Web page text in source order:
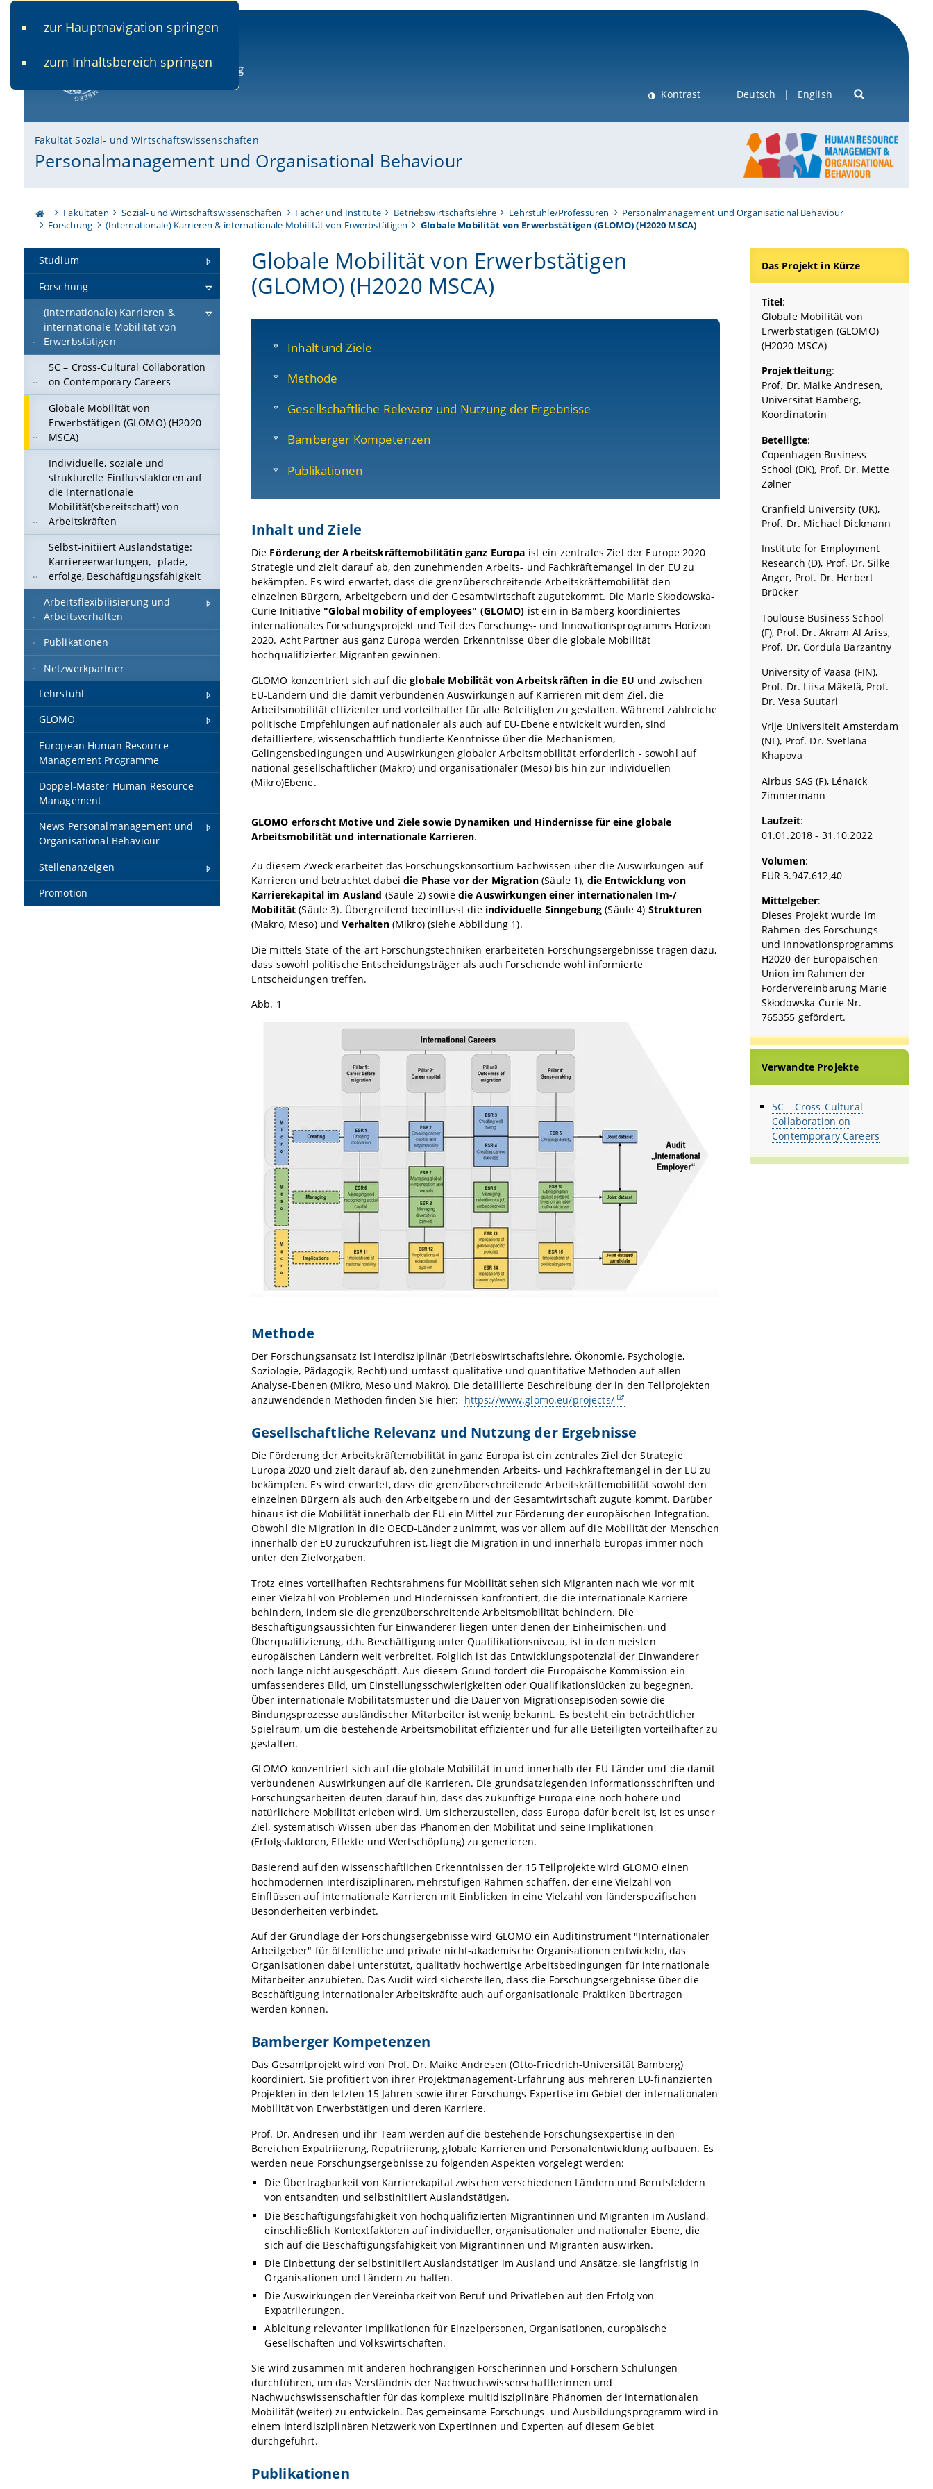
zur Hauptnavigation springen
zum Inhaltsbereich springen
Kontrast Deutsch English
Fakultät Sozial- und Wirtschaftswissenschaften
Personalmanagement und Organisational Behaviour
Fakultäten Sozial- und Wirtschaftswissenschaften Fächer und Institute Betriebswirtschaftslehre Lehrstühle/Professuren
Personalmanagement und Organisational Behaviour
Forschung
(Internationale) Karrieren & internationale Mobilität von Erwerbstätigen Globale Mobilität von Erwerbstätigen (GLOMO) (H2020 MSCA)
Studium
Forschung
(Internationale) Karrieren &
internationale Mobilität von
Erwerbstätigen
5C – Cross-Cultural Collaboration
on Contemporary Careers
Globale Mobilität von
Erwerbstätigen (GLOMO) (H2020
MSCA)
Individuelle, soziale und
strukturelle Einflussfaktoren auf
die internationale
Mobilität(sbereitschaft) von
Arbeitskräften
Selbst-initiiert Auslandstätige:
Karriereerwartungen, -pfade, -
erfolge, Beschäftigungsfähigkeit
Arbeitsflexibilisierung und
Arbeitsverhalten
Publikationen
Netzwerkpartner
Lehrstuhl
GLOMO
European Human Resource
Management Programme
Doppel-Master Human Resource
Management
News Personalmanagement und
Organisational Behaviour
Stellenanzeigen
Promotion
Globale Mobilität von Erwerbstätigen
(GLOMO) (H2020 MSCA)
Inhalt und Ziele
Methode
Gesellschaftliche Relevanz und Nutzung der Ergebnisse
Bamberger Kompetenzen
Publikationen
Inhalt und Ziele
Die Förderung der Arbeitskräftemobilitätin ganz Europa ist ein zentrales Ziel der Europe 2020
Strategie und zielt darauf ab, den zunehmenden Arbeits- und Fachkräftemangel in der EU zu
bekämpfen. Es wird erwartet, dass die grenzüberschreitende Arbeitskräftemobilität den
einzelnen Bürgern, Arbeitgebern und der Gesamtwirtschaft zugutekommt. Die Marie Skłodowska-
Curie Initiative "Global mobility of employees" (GLOMO) ist ein in Bamberg koordiniertes
internationales Forschungsprojekt und Teil des Forschungs- und Innovationsprogramms Horizon
2020. Acht Partner aus ganz Europa werden Erkenntnisse über die globale Mobilität
hochqualifizierter Migranten gewinnen.
GLOMO konzentriert sich auf die globale Mobilität von Arbeitskräften in die EU und zwischen
EU-Ländern und die damit verbundenen Auswirkungen auf Karrieren mit dem Ziel, die
Arbeitsmobilität effizienter und vorteilhafter für alle Beteiligten zu gestalten. Während zahlreiche
politische Empfehlungen auf nationaler als auch auf EU-Ebene entwickelt wurden, sind
detailliertere, wissenschaftlich fundierte Kenntnisse über die Mechanismen,
Gelingensbedingungen und Auswirkungen globaler Arbeitsmobilität erforderlich - sowohl auf
national gesellschaftlicher (Makro) und organisationaler (Meso) bis hin zur individuellen
(Mikro)Ebene.
GLOMO erforscht Motive und Ziele sowie Dynamiken und Hindernisse für eine globale
Arbeitsmobilität und internationale Karrieren.
Zu diesem Zweck erarbeitet das Forschungskonsortium Fachwissen über die Auswirkungen auf
Karrieren und betrachtet dabeidie Phase vor der Migration(Säule 1), die Entwicklung von
Karrierekapital im Ausland (Säule 2) sowie die Auswirkungen einer internationalen Im-/
Mobilität (Säule 3). Übergreifend beeinflusst die individuelle Sinngebung (Säule 4) Strukturen
(Makro, Meso) undVerhalten(Mikro) (siehe Abbildung 1).
Die mittels State-of-the-art Forschungstechniken erarbeiteten Forschungsergebnisse tragen dazu,
dass sowohl politische Entscheidungsträger als auch Forschende wohl informierte
Entscheidungen treffen.
Abb. 1
Methode
Der Forschungsansatz ist interdisziplinär (Betriebswirtschaftslehre, Ökonomie, Psychologie,
Soziologie, Pädagogik, Recht) und umfasst qualitative und quantitative Methoden auf allen
Analyse-Ebenen (Mikro, Meso und Makro). Die detaillierte Beschreibung der in den Teilprojekten
anzuwendenden Methoden finden Sie hier: https://www.glomo.eu/projects/
Gesellschaftliche Relevanz und Nutzung der Ergebnisse
Die Förderung der Arbeitskräftemobilität in ganz Europa ist ein zentrales Ziel der Strategie
Europa 2020 und zielt darauf ab, den zunehmenden Arbeits- und Fachkräftemangel in der EU zu
bekämpfen. Es wird erwartet, dass die grenzüberschreitende Arbeitskräftemobilität sowohl den
einzelnen Bürgern als auch den Arbeitgebern und der Gesamtwirtschaft zugute kommt. Darüber
hinaus ist die Mobilität innerhalb der EU ein Mittel zur Förderung der europäischen Integration.
Obwohl die Migration in die OECD-Länder zunimmt, was vor allem auf die Mobilität der Menschen
innerhalb der EU zurückzuführen ist, liegt die Migration in und innerhalb Europas immer noch
unter den Zielvorgaben.
Trotz eines vorteilhaften Rechtsrahmens für Mobilität sehen sich Migranten nach wie vor mit
einer Vielzahl von Problemen und Hindernissen konfrontiert, die die internationale Karriere
behindern, indem sie die grenzüberschreitende Arbeitsmobilität behindern. Die
Beschäftigungsaussichten für Einwanderer liegen unter denen der Einheimischen, und
Überqualifizierung, d.h. Beschäftigung unter Qualifikationsniveau, ist in den meisten
europäischen Ländern weit verbreitet. Folglich ist das Entwicklungspotenzial der Einwanderer
noch lange nicht ausgeschöpft. Aus diesem Grund fordert die Europäische Kommission ein
umfassenderes Bild, um Einstellungsschwierigkeiten oder Qualifikationslücken zu begegnen.
Über internationale Mobilitätsmuster und die Dauer von Migrationsepisoden sowie die
Bindungsprozesse ausländischer Mitarbeiter ist wenig bekannt. Es besteht ein beträchtlicher
Spielraum, um die bestehende Arbeitsmobilität effizienter und für alle Beteiligten vorteilhafter zu
gestalten.
GLOMO konzentriert sich auf die globale Mobilität in und innerhalb der EU-Länder und die damit
verbundenen Auswirkungen auf die Karrieren. Die grundsatzlegenden Informationsschriften und
Forschungsarbeiten deuten darauf hin, dass das zukünftige Europa eine noch höhere und
natürlichere Mobilität erleben wird. Um sicherzustellen, dass Europa dafür bereit ist, ist es unser
Ziel, systematisch Wissen über das Phänomen der Mobilität und seine Implikationen
(Erfolgsfaktoren, Effekte und Wertschöpfung) zu generieren.
Basierend auf den wissenschaftlichen Erkenntnissen der 15 Teilprojekte wird GLOMO einen
hochmodernen interdisziplinären, mehrstufigen Rahmen schaffen, der eine Vielzahl von
Einflüssen auf internationale Karrieren mit Einblicken in eine Vielzahl von länderspezifischen
Besonderheiten verbindet.
Auf der Grundlage der Forschungsergebnisse wird GLOMO ein Auditinstrument "Internationaler
Arbeitgeber" für öffentliche und private nicht-akademische Organisationen entwickeln, das
Organisationen dabei unterstützt, qualitativ hochwertige Arbeitsbedingungen für internationale
Mitarbeiter anzubieten. Das Audit wird sicherstellen, dass die Forschungsergebnisse über die
Beschäftigung internationaler Arbeitskräfte auch auf organisationale Praktiken übertragen
werden können.
Bamberger Kompetenzen
Das Gesamtprojekt wird von Prof. Dr. Maike Andresen (Otto-Friedrich-Universität Bamberg)
koordiniert. Sie profitiert von ihrer Projektmanagement-Erfahrung aus mehreren EU-finanzierten
Projekten in den letzten 15 Jahren sowie ihrer Forschungs-Expertise im Gebiet der internationalen
Mobilität von Erwerbstätigen und deren Karriere.
Prof. Dr. Andresen und ihr Team werden auf die bestehende Forschungsexpertise in den
Bereichen Expatriierung, Repatriierung, globale Karrieren und Personalentwicklung aufbauen. Es
werden neue Forschungsergebnisse zu folgenden Aspekten vorgelegt werden:
Die Übertragbarkeit von Karrierekapital zwischen verschiedenen Ländern und Berufsfeldern
von entsandten und selbstinitiiert Auslandstätigen.
Die Beschäftigungsfähigkeit von hochqualifizierten Migrantinnen und Migranten im Ausland,
einschließlich Kontextfaktoren auf individueller, organisationaler und nationaler Ebene, die
sich auf die Beschäftigungsfähigkeit von Migrantinnen und Migranten auswirken.
Die Einbettung der selbstinitiiert Auslandstätiger im Ausland und Ansätze, sie langfristig in
Organisationen und Ländern zu halten.
Die Auswirkungen der Vereinbarkeit von Beruf und Privatleben auf den Erfolg von
Expatriierungen.
Ableitung relevanter Implikationen für Einzelpersonen, Organisationen, europäische
Gesellschaften und Volkswirtschaften.
Sie wird zusammen mit anderen hochrangigen Forscherinnen und Forschern Schulungen
durchführen, um das Verständnis der Nachwuchswissenschaftlerinnen und
Nachwuchswissenschaftler für das komplexe multidisziplinäre Phänomen der internationalen
Mobilität (weiter) zu entwickeln. Das gemeinsame Forschungs- und Ausbildungsprogramm wird in
einem interdisziplinären Netzwerk von Expertinnen und Experten auf diesem Gebiet
durchgeführt.
Publikationen
Das Projekt in Kürze
Titel:
Globale Mobilität von
Erwerbstätigen (GLOMO)
(H2020 MSCA)
Projektleitung:
Prof. Dr. Maike Andresen,
Universität Bamberg,
Koordinatorin
Beteiligte:
Copenhagen Business
School (DK), Prof. Dr. Mette
Zølner
Cranfield University (UK),
Prof. Dr. Michael Dickmann
Institute for Employment
Research (D), Prof. Dr. Silke
Anger, Prof. Dr. Herbert
Brücker
Toulouse Business School
(F), Prof. Dr. Akram Al Ariss,
Prof. Dr. Cordula Barzantny
University of Vaasa (FIN),
Prof. Dr. Liisa Mäkelä, Prof.
Dr. Vesa Suutari
Vrije Universiteit Amsterdam
(NL), Prof. Dr. Svetlana
Khapova
Airbus SAS (F), Lénaïck
Zimmermann
Laufzeit:
01.01.2018 - 31.10.2022
Volumen:
EUR 3.947.612,40
Mittelgeber:
Dieses Projekt wurde im
Rahmen des Forschungs-
und Innovationsprogramms
H2020 der Europäischen
Union im Rahmen der
Fördervereinbarung Marie
Skłodowska-Curie Nr.
765355 gefördert.
Verwandte Projekte
5C – Cross-Cultural
Collaboration on
Contemporary Careers